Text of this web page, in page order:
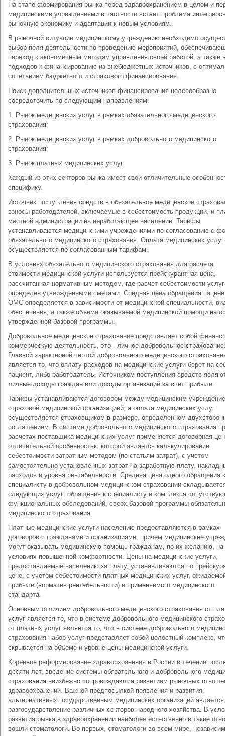
На этапе формирования рынка перед здравоохранением в целом и
медицинскими учреждениями в частности встает проблема
рыночную экономику и адаптации к новым условиям.
В рыночной ситуации медицинскому учреждению необходимо
выбор поля деятельности по проведению мероприятий,
переход к экономичным методам управления своей работой, а также
подходов к финансированию из внебюджетных источников, с
сочетанием бюджетного и страхового финансирования.
Поиск дополнительных источников финансирования целесообразно
сосредоточить по следующим направлениям:
1. Рынок медицинских услуг в рамках обязательного медицинского
страхования;
2. Рынок медицинских услуг в рамках добровольного медицинского
страхования;
3. Рынок платных медицинских услуг.
Каждый из этих секторов рынка имеет свои отличительные
специфику.
Источник поступления средств в обязательное медицинское
взносы работодателей, включаемые в себестоимость продукции, и
местной администрации на неработающее население. Тарифы
устанавливаются медицинскими учреждениями по согласованию с
обязательного медицинского страхования. Оплата медицинских услуг
осуществляется по согласованным тарифам.
В условиях обязательного медицинского страхования для расчета
стоимости медицинской услуги используется прейскурантная цена,
рассчитанная нормативным методом, где расчет себестоимости услуг
определен утвержденными сметами. Средняя цена обращения
ОМС определяется в зависимости от медицинской специальности,
обеспечения, а также объема оказываемой медицинской помощи на
утвержденной базовой программы.
Добровольное медицинское страхование представляет собой
коммерческую деятельность, это - личное добровольное
Главной характерной чертой добровольного медицинского
является то, что оплату расходов на медицинские услуги берет на
пациент, либо работодатель. Источником поступления средств
личные доходы граждан или доходы организаций за счет прибыли.
Тарифы устанавливаются договором между медицинским
страховой медицинской организацией, а оплата медицинских услуг
осуществляется страховщиком в размере, определенном
соглашением. В системе добровольного медицинского страхования
расчетах поставщика медицинских услуг применяется договорная
отличительной особенностью которой является калькулирование
себестоимости затратным методом (по статьям затрат), с учетом
самостоятельно установленных затрат на заработную плату,
расходов и уровня рентабельности. Средняя цена одного обращения к
специалисту в добровольном медицинском страховании
следующих услуг: обращения к специалисту и комплекса
функциональных обследований, сверх базовой программы
медицинского страхования.
Платные медицинские услуги населению предоставляются в рамках
договоров с гражданами и организациями, причем медицинские
могут оказывать медицинскую помощь гражданам, по их желанию, на
условиях повышенной комфортности. Цены на медицинские услуги,
предоставляемые населению за плату, устанавливаются по
цене, с учетом себестоимости платных медицинских услуг,
прибыли (норматив рентабельности) и применяемого медицинского
стандарта.
Основным отличием добровольного медицинского страхования от
услуг является то, что в системе добровольного медицинского
от платных услуг является то, что в системе добровольного
страхования набор услуг представляет собой целостный комплекс,
скрывается на объеме и уровне цены медицинской услуги.
Коренное реформирование здравоохранения в России в течение
десяти лет, введение системы обязательного и добровольного
страхования неизбежно сопровождаются развитием рыночных
здравоохранении. Важной предпосылкой появления и развития,
альтернативных государственным медицинских организаций является
разгосударствление различных секторов народного хозяйства. В
развития рынка в здравоохранении наиболее естественно в такие
вошли стоматологи. Во-первых, стоматологи во всем мире,